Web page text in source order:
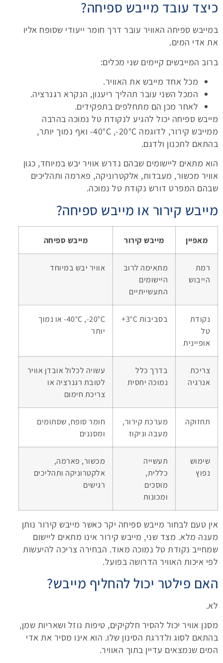
כיצד עובד מייבש ספיחה?
במייבש ספיחה האוויר עובר דרך חומר ייעודי שסופח אליו
את אדי המים.
ברוב המייבשים קיימים שני מכלים:
מכל אחד מייבש את האוויר.
המכל השני עובר תהליך ריענון, הנקרא רגנרציה.
לאחר מכן הם מתחלפים בתפקידים.
מייבש ספיחה יכול להגיע לנקודת טל נמוכה בהרבה
ממייבש קירור, לדוגמה ‎-20°C,‏ ‎-40°C ואף נמוך יותר,
בהתאם לתכנון ולדגם.
הוא מתאים ליישומים שבהם נדרש אוויר יבש במיוחד, כגון
אוויר מכשור, מעבדות, אלקטרוניקה, פארמה ותהליכים
שבהם המפרט דורש נקודת טל נמוכה.
מייבש קירור או מייבש ספיחה?
מאפיין מייבש קירור מייבש ספיחה
רמת
הייבוש
מתאימה לרוב
היישומים
התעשייתיים
אוויר יבש במיוחד
נקודת
טל
אופיינית
בסביבות ‎+3°C
‎-20°C,‏ ‎-40°C או נמוך
יותר
צריכת
אנרגיה
בדרך כלל
נמוכה יחסית
עשויה לכלול אובדן אוויר
לטובת רגנרציה או
צריכת חימום
תחזוקה
מערכת קירור,
מעבה וניקוז
חומר סופח, שסתומים
ומסננים
שימוש
נפוץ
תעשייה
כללית,
מוסכים
ומכונות
מכשור, פארמה,
אלקטרוניקה ותהליכים
רגישים
אין טעם לבחור מייבש ספיחה יקר כאשר מייבש קירור נותן
מענה מלא. מצד שני, מייבש קירור אינו מתאים ליישום
שמחייב נקודת טל נמוכה מאוד. הבחירה צריכה להיעשות
לפי איכות האוויר הדרושה בפועל.
האם פילטר יכול להחליף מייבש?
לא.
מסנן אוויר יכול להסיר חלקיקים, טיפות נוזל ושאריות שמן,
בהתאם לסוג ולדרגת הסינון שלו. הוא אינו מסיר את אדי
המים שנמצאים עדיין בתוך האוויר.